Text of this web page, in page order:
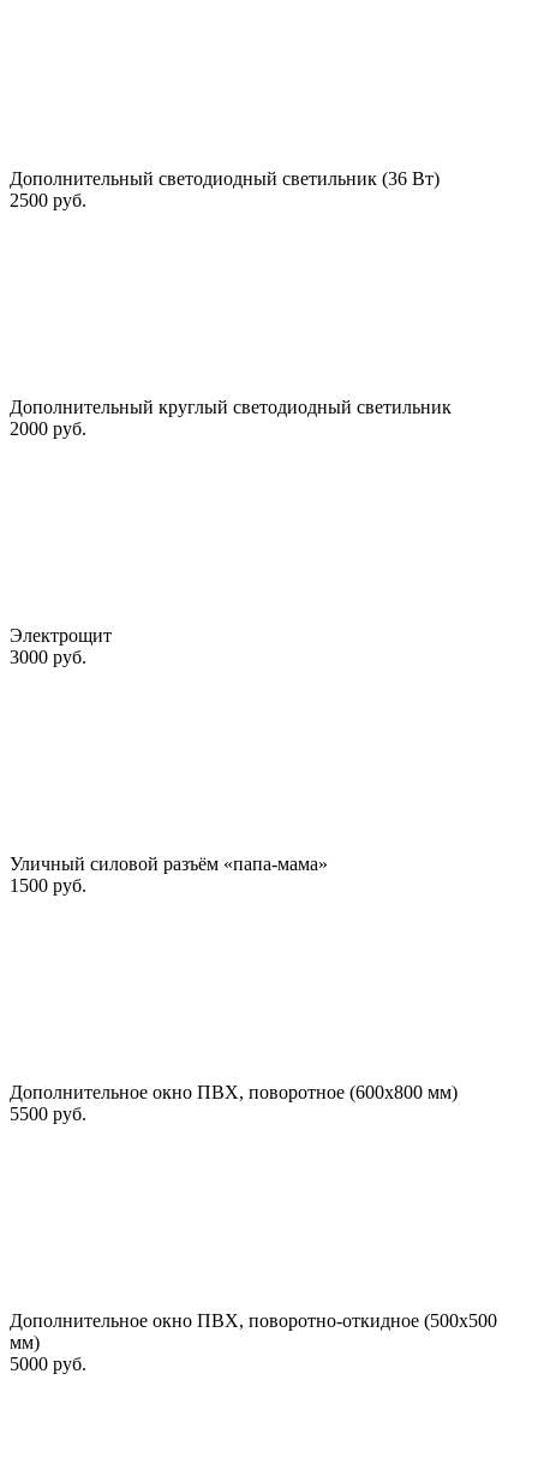
Дополнительный светодиодный светильник (36 Вт)
2500 руб.
Дополнительный круглый светодиодный светильник
2000 руб.
Электрощит
3000 руб.
Уличный силовой разъём «папа-мама»
1500 руб.
Дополнительное окно ПВХ, поворотное (600х800 мм)
5500 руб.
Дополнительное окно ПВХ, поворотно-откидное (500х500
мм)
5000 руб.